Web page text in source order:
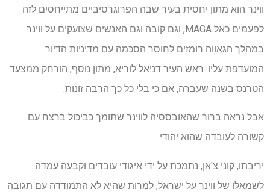
ווינר הוא מתון יחסית בעיר שבה הפרוגרסיביים מתייחסים לזה
לפעמים כאל MAGA, וגם קובה וגם האנשים שצועקים על ווינר
במהלך הגאווה רומזים לחוסר הסכמה עם מדיניות הדיור
המועדפת עליו. ראש העיר דניאל לוריא, מתון נוסף, הורחק ממצעד
הטרנס בשנה שעברה, אם כי בלי כל כך הרבה זונות.
אבל נראה ברור שהאובססיה לווינר שתומך כביכול ברצח עם
קשורה לעובדה שהוא יהודי.
יריבתו, קוני צ'אן, נתמכת על ידי איגודי עובדים וקבעה עמדה
לשמאלו של ווינר על ישראל, למרות שהיא לא התמודדה עם תגובה